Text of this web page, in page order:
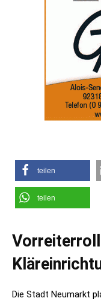
teilen
teilen
Die Stadt Neumarkt